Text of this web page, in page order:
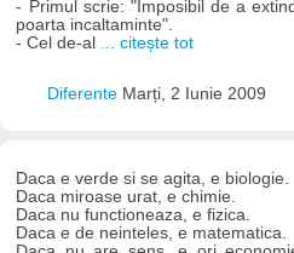
- Primul scrie: "Imposibil de a
poarta incaltaminte".
- Cel de-al ... citește tot
Diferente Marți, 2 Iunie 2009
Daca e verde si se agita, e biologie.
Daca miroase urat, e chimie.
Daca nu functioneaza, e fizica.
Daca e de neinteles, e matematica.